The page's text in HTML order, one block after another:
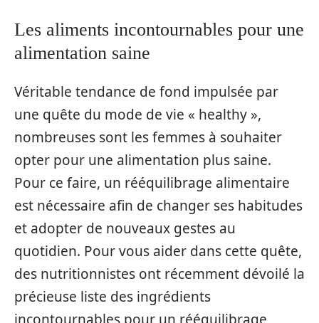
Les aliments incontournables pour une
alimentation saine
Véritable tendance de fond impulsée par
une quête du mode de vie « healthy »,
nombreuses sont les femmes à souhaiter
opter pour une alimentation plus saine.
Pour ce faire, un rééquilibrage alimentaire
est nécessaire afin de changer ses habitudes
et adopter de nouveaux gestes au
quotidien. Pour vous aider dans cette quête,
des nutritionnistes ont récemment dévoilé la
précieuse liste des ingrédients